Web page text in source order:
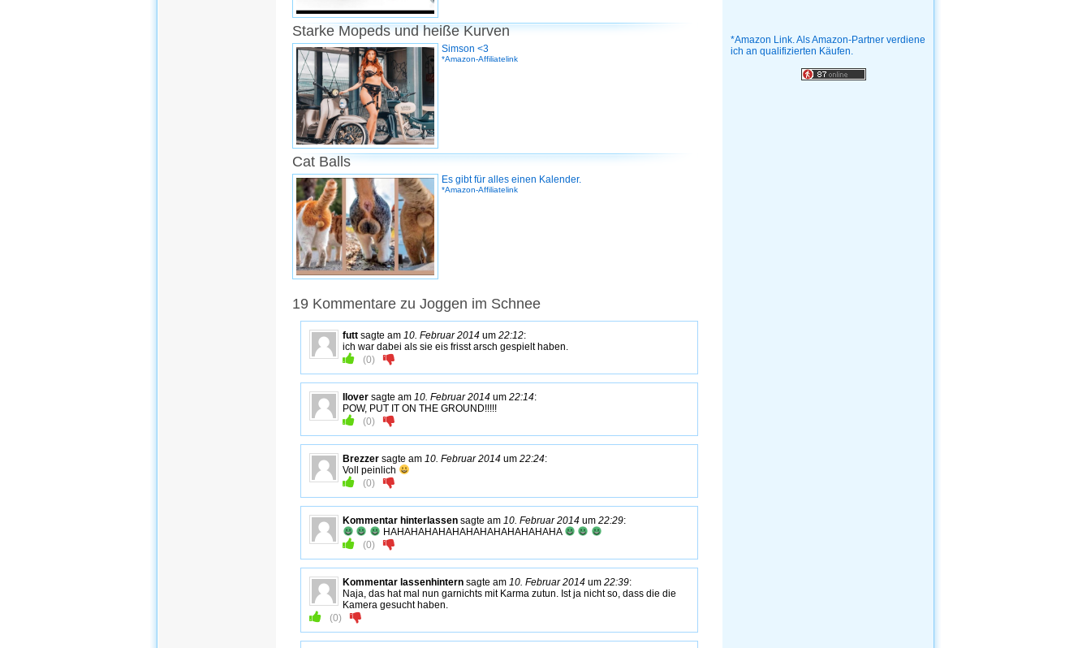
Starke Mopeds und heiße Kurven
Simson <3
*Amazon-Affiliatelink
Cat Balls
Es gibt für alles einen Kalender.
*Amazon-Affiliatelink
19 Kommentare zu Joggen im Schnee
futt sagte am 10. Februar 2014 um 22:12:
ich war dabei als sie eis frisst arsch gespielt haben.
(0)
Ilover sagte am 10. Februar 2014 um 22:14:
POW, PUT IT ON THE GROUND!!!!!
(0)
Brezzer sagte am 10. Februar 2014 um 22:24:
Voll peinlich
(0)
Kommentar hinterlassen sagte am 10. Februar 2014 um 22:29:
HAHAHAHAHAHAHAHAHAHAHAHAHA
(0)
Kommentar lassenhintern sagte am 10. Februar 2014 um 22:39:
Naja, das hat mal nun garnichts mit Karma zutun. Ist ja nicht so, dass die die
Kamera gesucht haben.
(0)
*Amazon Link. Als Amazon-Partner verdiene
ich an qualifizierten Käufen.